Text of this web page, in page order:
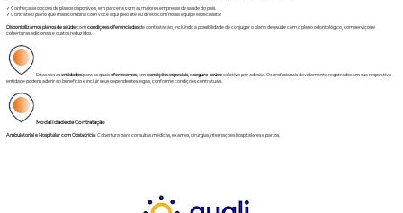
✓ Conheça as opções de planos disponíveis, em parceria com as maiores empresas de saúde do país.
✓ Contrate o plano que mais combina com você aqui pelo site ou direto com nossa equipe especialista!
Disponibilizamos planos de saúdecomcondições diferenciadasde contratação, incluindo a possibilidade de conjugar o plano de saúde com o plano odontológico, com serviços e
coberturas adicionais e custos reduzidos.
Estas são asentidadespara as quaisoferecemos, emcondições especiais, oseguro-saúdecoletivo por adesão. Os profissionais devidamente registrados em sua respectiva
entidade podem aderir ao benefício e incluir seus dependentes legais, conforme condições contratuais.
Modalidade de Contratação
Ambulatorial e Hospitalar com Obstetrícia: Cobertura para consultas médicas, exames, cirurgias,internações hospitalares e partos.